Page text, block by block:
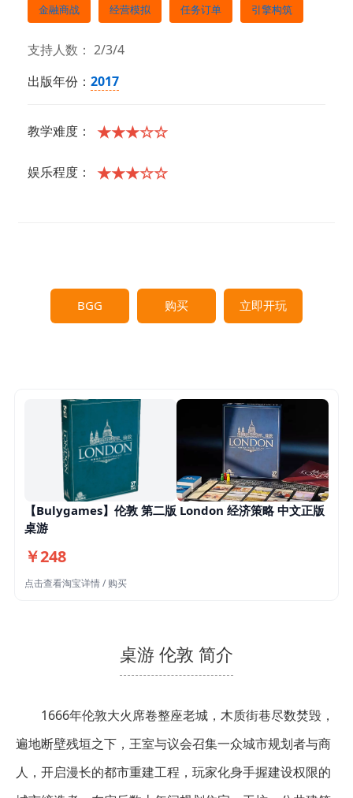
金融商战 经营模拟 任务订单 引擎构筑
支持人数： 2/3/4
出版年份： 2017
教学难度： ★★★☆☆
娱乐程度： ★★★☆☆
BGG 购买 立即开玩
【Bulygames】伦敦 第二版 London 经济策略 中文正版
桌游
￥248
点击查看淘宝详情 / 购买
桌游 伦敦 简介
1666年伦敦大火席卷整座老城，木质街巷尽数焚毁，
遍地断壁残垣之下，王室与议会召集一众城市规划者与商
人，开启漫长的都市重建工程，玩家化身手握建设权限的